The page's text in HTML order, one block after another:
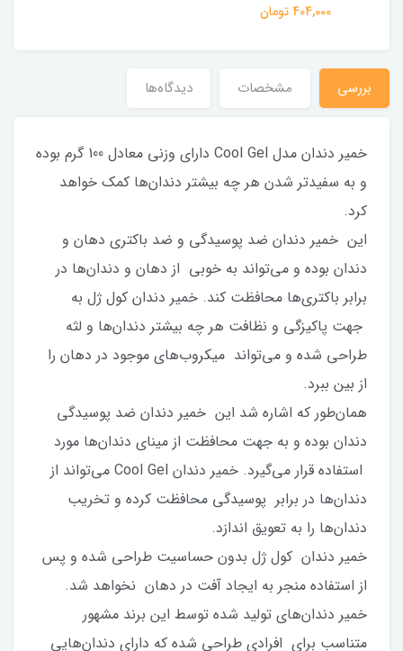
404,000 تومان
بررسي مشخصات دیدگاه‌ها
خمیر دندان مدل Cool Gel دارای وزنی معادل 100 گرم بوده
و به سفیدتر شدن هر چه بیشتر دندان‌ها کمک خواهد
کرد.
این خمیر دندان ضد پوسیدگی و ضد باکتری دهان و
دندان بوده و می‌تواند به خوبی از دهان و دندان‌ها در
برابر باکتری‌ها محافظت کند. خمیر دندان کول ژل به
جهت پاکیزگی و نظافت هر چه بیشتر دندان‌ها و لثه
طراحی شده و می‌تواند میکروب‌های موجود در دهان را
از بین ببرد.
همان‌طور که اشاره شد این خمیر دندان ضد پوسیدگی
دندان بوده و به جهت محافظت از مینای دندان‌ها مورد
استفاده قرار می‌گیرد. خمیر دندان Cool Gel می‌تواند از
دندان‌ها در برابر پوسیدگی محافظت کرده و تخریب
دندان‌ها را به تعویق اندازد.
خمیر دندان کول ژل بدون حساسیت طراحی شده و پس
از استفاده منجر به ایجاد آفت در دهان نخواهد شد.
خمیر دندان‌های تولید شده توسط این برند مشهور
متناسب برای افرادی طراحی شده که دارای دندان‌هایی